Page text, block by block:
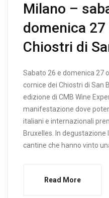
Milano –
domenica
Chiostri di
Sabato 26 e domenica 27
cornice dei Chiostri di San
edizione di CMB Wine
manifestazione dove
italiani e internazionali
Bruxelles. In
cantine che hanno vinto
Read More